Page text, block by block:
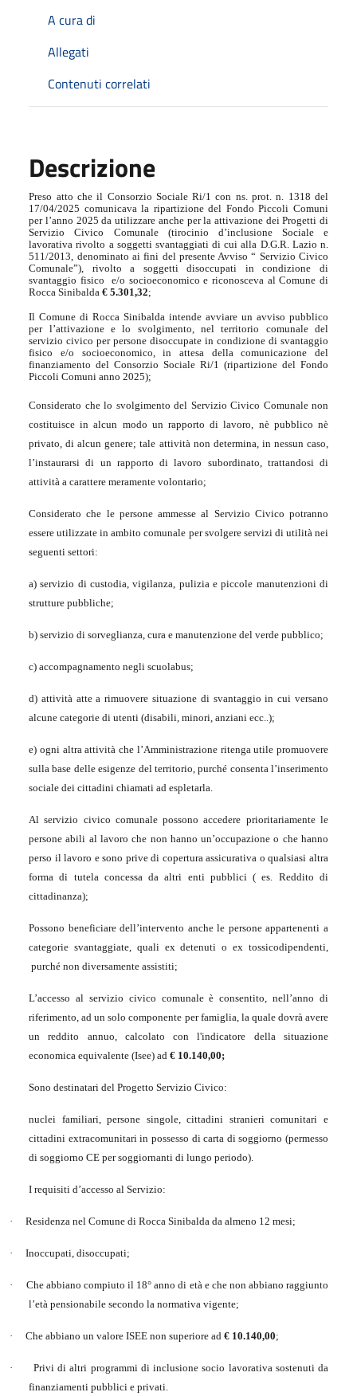
A cura di
Allegati
Contenuti correlati
Descrizione
Preso atto che il Consorzio Sociale Ri/1 con ns. prot. n. 1318 del
17/04/2025 comunicava la ripartizione del Fondo Piccoli Comuni
per l’anno 2025 da utilizzare anche per la attivazione dei Progetti di
Servizio Civico Comunale (tirocinio d’inclusione Sociale e
lavorativa rivolto a soggetti svantaggiati di cui alla D.G.R. Lazio n.
511/2013, denominato ai fini del presente Avviso “ Servizio Civico
Comunale”), rivolto a soggetti disoccupati in condizione di
svantaggio fisico
e/o socioeconomico e riconosceva al Comune di
Rocca Sinibalda€ 5.301,32;
Il Comune di Rocca Sinibalda intende avviare un avviso pubblico
per l’attivazione e lo svolgimento, nel territorio comunale del
servizio civico per persone disoccupate in condizione di svantaggio
fisico e/o socioeconomico, in attesa della comunicazione del
finanziamento del Consorzio Sociale Ri/1 (ripartizione del Fondo
Piccoli Comuni anno 2025);
Considerato che lo svolgimento del Servizio Civico Comunale non
costituisce in alcun modo un rapporto di lavoro, nè pubblico nè
privato, di alcun genere; tale attività non determina, in nessun caso,
l’instaurarsi di un rapporto di lavoro subordinato, trattandosi di
attività a carattere meramente volontario;
Considerato che le persone ammesse al Servizio Civico potranno
essere utilizzate in ambito comunale per svolgere servizi di utilità nei
seguenti settori:
a) servizio di custodia, vigilanza, pulizia e piccole manutenzioni di
strutture pubbliche;
b) servizio di sorveglianza, cura e manutenzione del verde pubblico;
c) accompagnamento negli scuolabus;
d) attività atte a rimuovere situazione di svantaggio in cui versano
alcune categorie di utenti (disabili, minori, anziani ecc..);
e) ogni altra attività che l’Amministrazione ritenga utile promuovere
sulla base delle esigenze del territorio, purché consenta l’inserimento
sociale dei cittadini chiamati ad espletarla.
Al servizio civico comunale possono accedere prioritariamente le
persone abili al lavoro che non hanno un’occupazione o che hanno
perso il lavoro e sono prive di copertura assicurativa o qualsiasi altra
forma di tutela concessa da altri enti pubblici ( es. Reddito di
cittadinanza);
Possono beneficiare dell’intervento anche le persone appartenenti a
categorie svantaggiate, quali ex detenuti o ex tossicodipendenti,
purché non diversamente assistiti;
L’accesso al servizio civico comunale è consentito, nell’anno di
riferimento, ad un solo componente per famiglia, la quale dovrà avere
un reddito annuo, calcolato con l'indicatore della situazione
economica equivalente (Isee) ad € 10.140,00;
Sono destinatari del Progetto Servizio Civico:
nuclei familiari, persone singole, cittadini stranieri comunitari e
cittadini extracomunitari in possesso di carta di soggiorno (permesso
di soggiorno CE per soggiornanti di lungo periodo).
I requisiti d’accesso al Servizio:
· Residenza nel Comune di Rocca Sinibalda da almeno 12 mesi;
· Inoccupati, disoccupati;
·
Che abbiano compiuto il 18° anno di età e che non abbiano raggiunto
l’età pensionabile secondo la normativa vigente;
· Che abbiano un valore ISEE non superiore ad € 10.140,00;
·
Privi di altri programmi di inclusione socio lavorativa sostenuti da
finanziamenti pubblici e privati.